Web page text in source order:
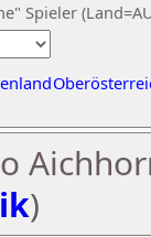
Spieler
)